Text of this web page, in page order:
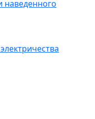
наведенного